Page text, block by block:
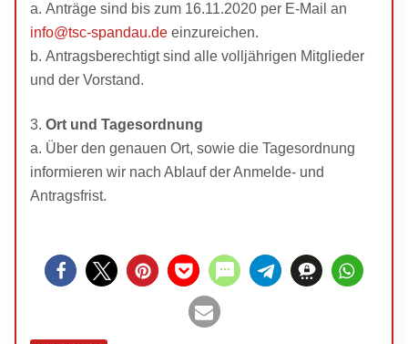
Anträge sind bis zum 16.11.2020 per E-Mail an
info@tsc-spandau.deeinzureichen.
Antragsberechtigt sind alle volljährigen Mitglieder
und der Vorstand.
Ort und Tagesordnung
Über den genauen Ort, sowie die Tagesordnung
informieren wir nach Ablauf der Anmelde- und
Antragsfrist.